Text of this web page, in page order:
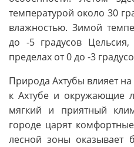
температурой около 30
влажностью. Зимой
до -5 градусов
пределах от 0 до -3
Природа Ахтубы влияет
к Ахтубе и окружающие
мягкий и приятный
городе царят
лесной зоны оказывает